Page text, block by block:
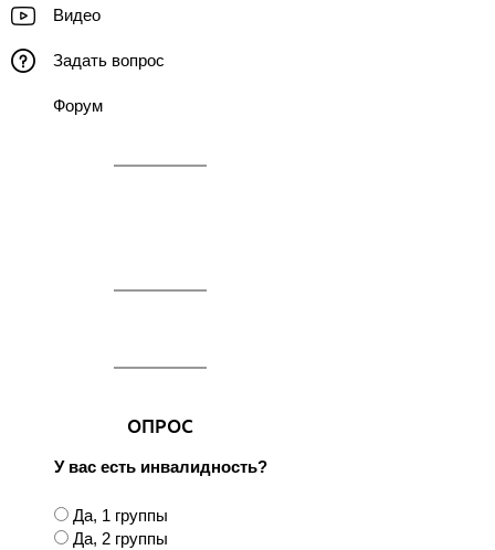
Видео
Задать вопрос
Форум
ОПРОС
У вас есть инвалидность?
В
а
Да, 1 группы
Да, 2 группы